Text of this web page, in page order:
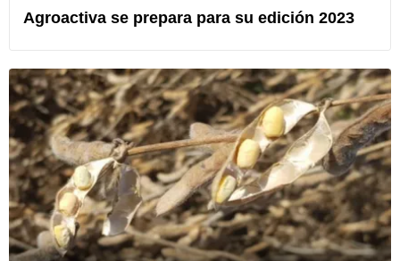
Agroactiva se prepara para su edición 2023